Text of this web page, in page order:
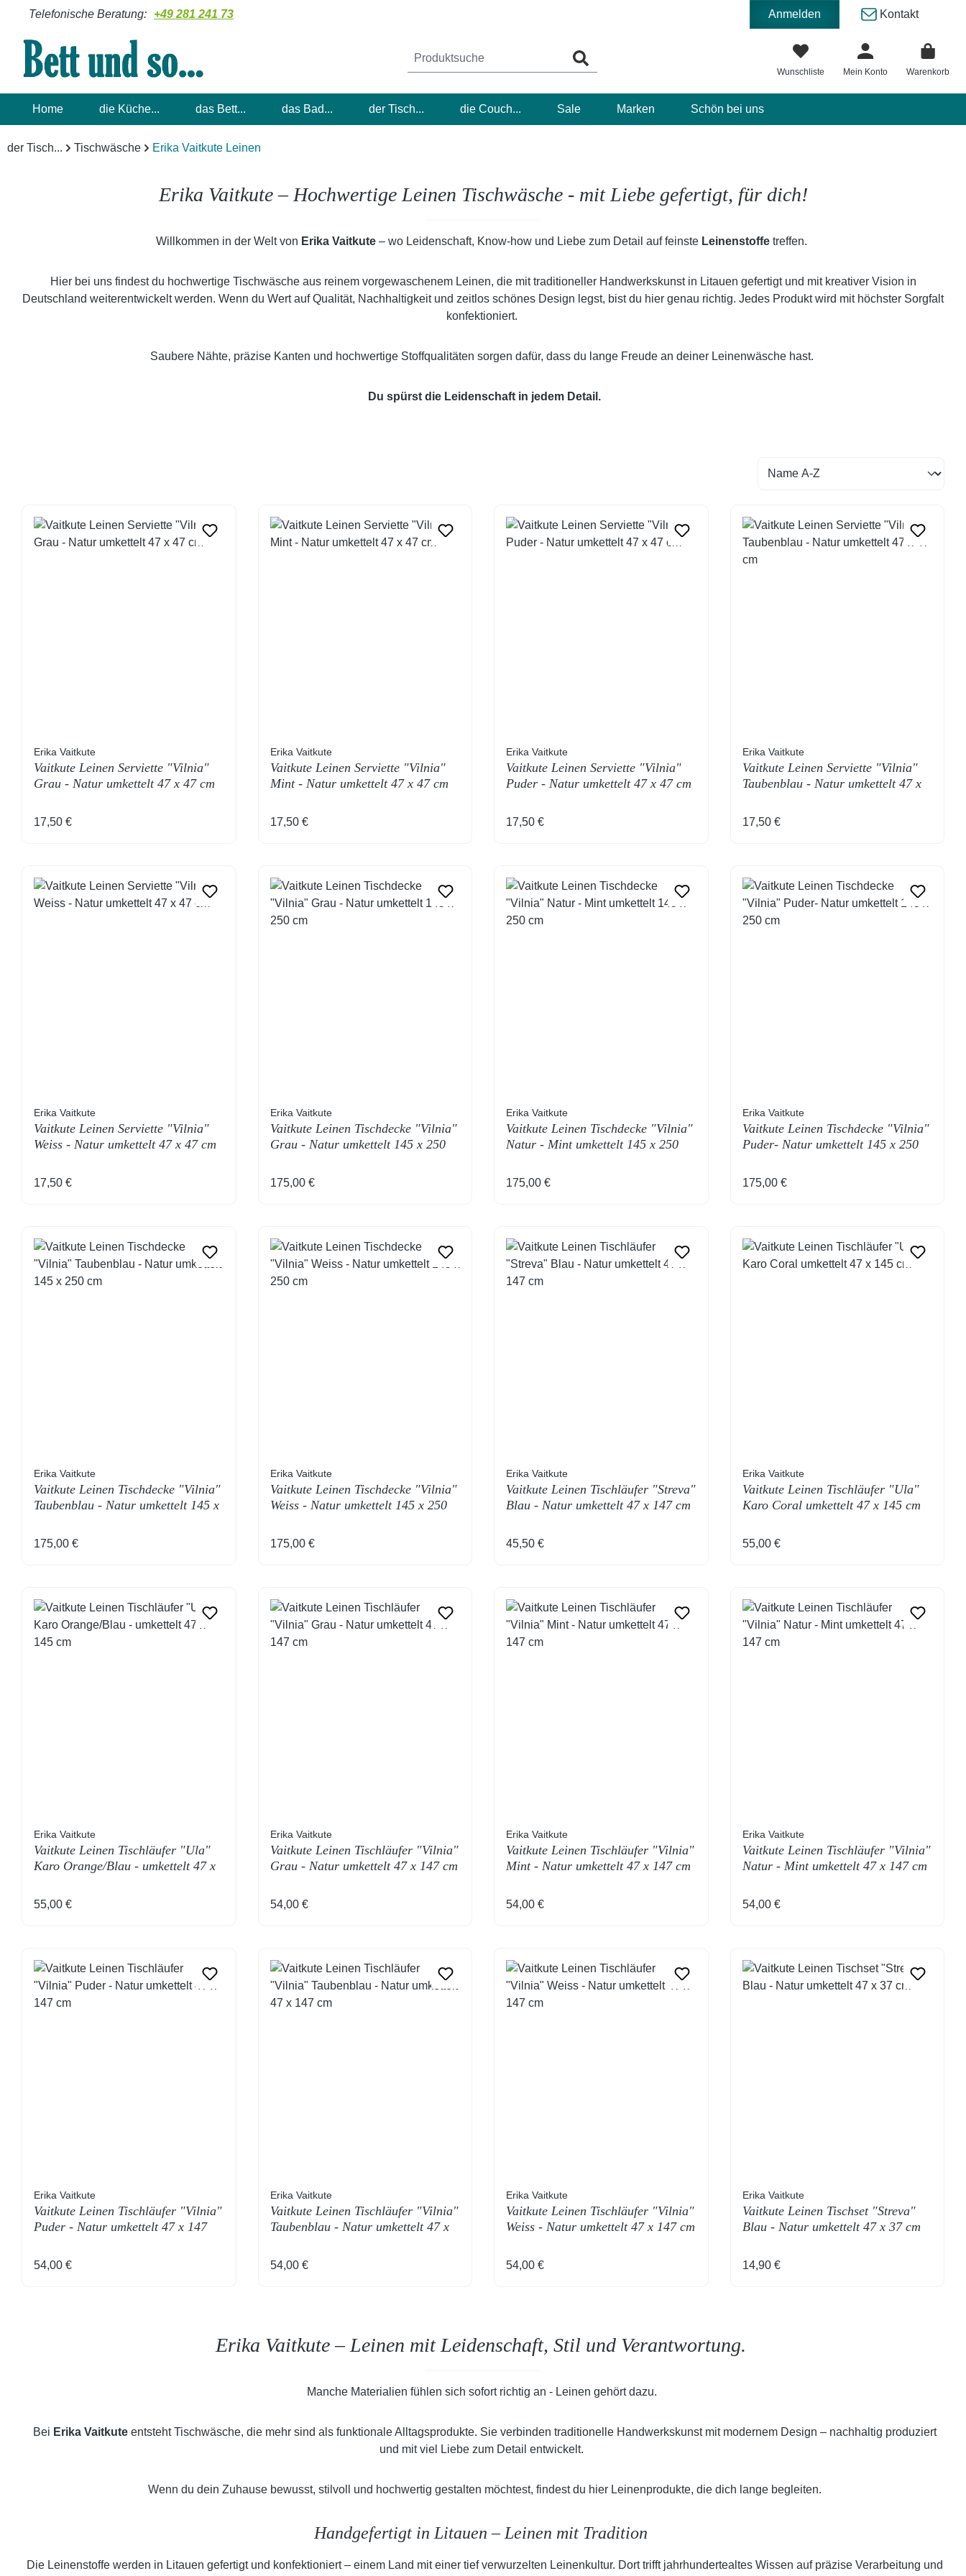
Hauptinhalt springen
Zur Suche springen
Zur Hauptnavigation springen
Telefonische Beratung: +49 281 241 73 Anmelden Kontakt
Wunschliste Mein Konto Warenkorb
Home die Küche... das Bett... das Bad... der Tisch... die Couch... Sale Marken Schön bei uns
der Tisch... Tischwäsche Erika Vaitkute Leinen
Erika Vaitkute – Hochwertige Leinen Tischwäsche - mit Liebe gefertigt, für dich!
Willkommen in der Welt von Erika Vaitkute – wo Leidenschaft, Know-how und Liebe zum Detail auf feinste Leinenstoffe treffen.
Hier bei uns findest du hochwertige Tischwäsche aus reinem vorgewaschenem Leinen, die mit traditioneller Handwerkskunst in Litauen gefertigt und mit kreativer Vision in
Deutschland weiterentwickelt werden. Wenn du Wert auf Qualität, Nachhaltigkeit und zeitlos schönes Design legst, bist du hier genau richtig. Jedes Produkt wird mit höchster Sorgfalt
konfektioniert.
Saubere Nähte, präzise Kanten und hochwertige Stoffqualitäten sorgen dafür, dass du lange Freude an deiner Leinenwäsche hast.
Du spürst die Leidenschaft in jedem Detail.
Erika Vaitkute
Vaitkute Leinen Serviette "Vilnia"
Grau - Natur umkettelt 47 x 47 cm
Regulärer Preis:
17,50 €
Erika Vaitkute
Vaitkute Leinen Serviette "Vilnia"
Mint - Natur umkettelt 47 x 47 cm
Regulärer Preis:
17,50 €
Erika Vaitkute
Vaitkute Leinen Serviette "Vilnia"
Puder - Natur umkettelt 47 x 47 cm
Regulärer Preis:
17,50 €
Erika Vaitkute
Vaitkute Leinen Serviette "Vilnia"
Taubenblau - Natur umkettelt 47 x
Regulärer Preis:
17,50 €
Erika Vaitkute
Vaitkute Leinen Serviette "Vilnia"
Weiss - Natur umkettelt 47 x 47 cm
Regulärer Preis:
17,50 €
Erika Vaitkute
Vaitkute Leinen Tischdecke "Vilnia"
Grau - Natur umkettelt 145 x 250
Regulärer Preis:
175,00 €
Erika Vaitkute
Vaitkute Leinen Tischdecke "Vilnia"
Natur - Mint umkettelt 145 x 250
Regulärer Preis:
175,00 €
Erika Vaitkute
Vaitkute Leinen Tischdecke "Vilnia"
Puder- Natur umkettelt 145 x 250
Regulärer Preis:
175,00 €
Erika Vaitkute
Vaitkute Leinen Tischdecke "Vilnia"
Taubenblau - Natur umkettelt 145 x
Regulärer Preis:
175,00 €
Erika Vaitkute
Vaitkute Leinen Tischdecke "Vilnia"
Weiss - Natur umkettelt 145 x 250
Regulärer Preis:
175,00 €
Erika Vaitkute
Vaitkute Leinen Tischläufer "Streva"
Blau - Natur umkettelt 47 x 147 cm
Regulärer Preis:
45,50 €
Erika Vaitkute
Vaitkute Leinen Tischläufer "Ula"
Karo Coral umkettelt 47 x 145 cm
Regulärer Preis:
55,00 €
Erika Vaitkute
Vaitkute Leinen Tischläufer "Ula"
Karo Orange/Blau - umkettelt 47 x
Regulärer Preis:
55,00 €
Erika Vaitkute
Vaitkute Leinen Tischläufer "Vilnia"
Grau - Natur umkettelt 47 x 147 cm
Regulärer Preis:
54,00 €
Erika Vaitkute
Vaitkute Leinen Tischläufer "Vilnia"
Mint - Natur umkettelt 47 x 147 cm
Regulärer Preis:
54,00 €
Erika Vaitkute
Vaitkute Leinen Tischläufer "Vilnia"
Natur - Mint umkettelt 47 x 147 cm
Regulärer Preis:
54,00 €
Erika Vaitkute
Vaitkute Leinen Tischläufer "Vilnia"
Puder - Natur umkettelt 47 x 147
Regulärer Preis:
54,00 €
Erika Vaitkute
Vaitkute Leinen Tischläufer "Vilnia"
Taubenblau - Natur umkettelt 47 x
Regulärer Preis:
54,00 €
Erika Vaitkute
Vaitkute Leinen Tischläufer "Vilnia"
Weiss - Natur umkettelt 47 x 147 cm
Regulärer Preis:
54,00 €
Erika Vaitkute
Vaitkute Leinen Tischset "Streva"
Blau - Natur umkettelt 47 x 37 cm
Regulärer Preis:
14,90 €
Erika Vaitkute – Leinen mit Leidenschaft, Stil und Verantwortung.
Manche Materialien fühlen sich sofort richtig an - Leinen gehört dazu.
Bei Erika Vaitkuteentsteht Tischwäsche, die mehr sind als funktionale Alltagsprodukte. Sie verbinden traditionelle Handwerkskunst mit modernem Design – nachhaltig produziert
und mit viel Liebe zum Detail entwickelt.
Wenn du dein Zuhause bewusst, stilvoll und hochwertig gestalten möchtest, findest du hier Leinenprodukte, die dich lange begleiten.
Handgefertigt in Litauen – Leinen mit Tradition
Die Leinenstoffe werden in Litauen gefertigt und konfektioniert – einem Land mit einer tief verwurzelten Leinenkultur. Dort trifft jahrhundertealtes Wissen auf präzise Verarbeitung und